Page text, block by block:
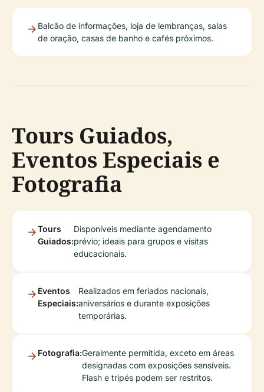
Balcão de informações, loja de lembranças, salas
de oração, casas de banho e cafés próximos.
Tours Guiados,
Eventos Especiais e
Fotografia
Tours
Guiados:
Disponíveis mediante agendamento
prévio; ideais para grupos e visitas
educacionais.
Eventos
Especiais:
Realizados em feriados nacionais,
aniversários e durante exposições
temporárias.
Fotografia:Geralmente permitida, exceto em áreas
designadas com exposições sensíveis.
Flash e tripés podem ser restritos.